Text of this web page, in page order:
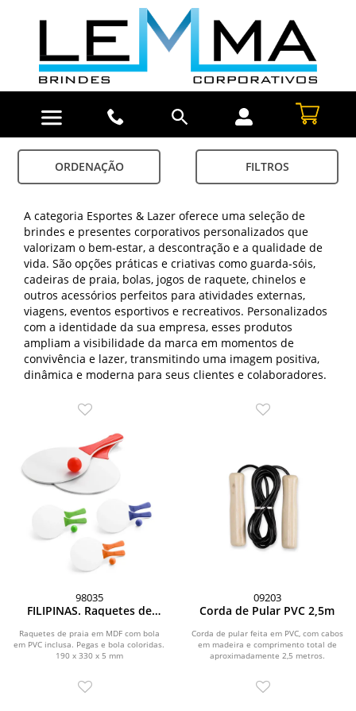
ORDENAÇÃO FILTROS
A categoria Esportes & Lazer oferece uma seleção de
brindes e presentes corporativos personalizados que
valorizam o bem-estar, a descontração e a qualidade de
vida. São opções práticas e criativas como guarda-sóis,
cadeiras de praia, bolas, jogos de raquete, chinelos e
outros acessórios perfeitos para atividades externas,
viagens, eventos esportivos e recreativos. Personalizados
com a identidade da sua empresa, esses produtos
ampliam a visibilidade da marca em momentos de
convivência e lazer, transmitindo uma imagem positiva,
dinâmica e moderna para seus clientes e colaboradores.
98035
FILIPINAS. Raquetes de
Raquetes de praia em MDF com bola
em PVC inclusa. Pegas e bola coloridas.
190 x 330 x 5 mm
09203
Corda de Pular PVC 2,5m
Corda de pular feita em PVC, com cabos
em madeira e comprimento total de
aproximadamente 2,5 metros.